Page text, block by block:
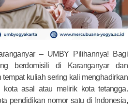
– UMBY Pilihannya! Bagi
berdomisili di Karanganyar dan
tempat kuliah sering kali menghadirkan
asal atau melirik kota tetangga.
pendidikan nomor satu di Indonesia,